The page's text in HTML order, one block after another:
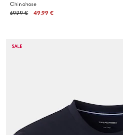
Chinohose
69.99 €
49.99 €
SALE